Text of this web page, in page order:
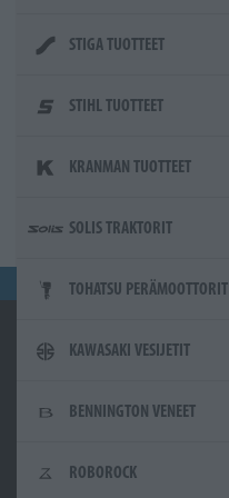
STIGA TUOTTEET
STIHL TUOTTEET
KRANMAN TUOTTEET
SOLIS TRAKTORIT
TOHATSU PERÄMOOTTORIT
KAWASAKI VESIJETIT
BENNINGTON VENEET
ROBOROCK